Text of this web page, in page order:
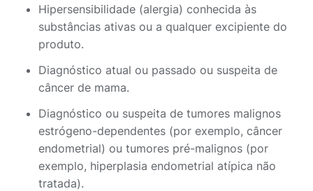
Hipersensibilidade (alergia) conhecida às
substâncias ativas ou a qualquer excipiente do
produto.
Diagnóstico atual ou passado ou suspeita de
câncer de mama.
Diagnóstico ou suspeita de tumores malignos
estrógeno-dependentes (por exemplo, câncer
endometrial) ou tumores pré-malignos (por
exemplo, hiperplasia endometrial atípica não
tratada).